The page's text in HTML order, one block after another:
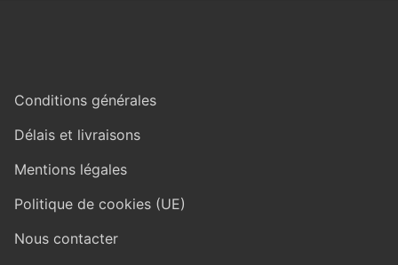
Conditions générales
Délais et livraisons
Mentions légales
Politique de cookies (UE)
Nous contacter